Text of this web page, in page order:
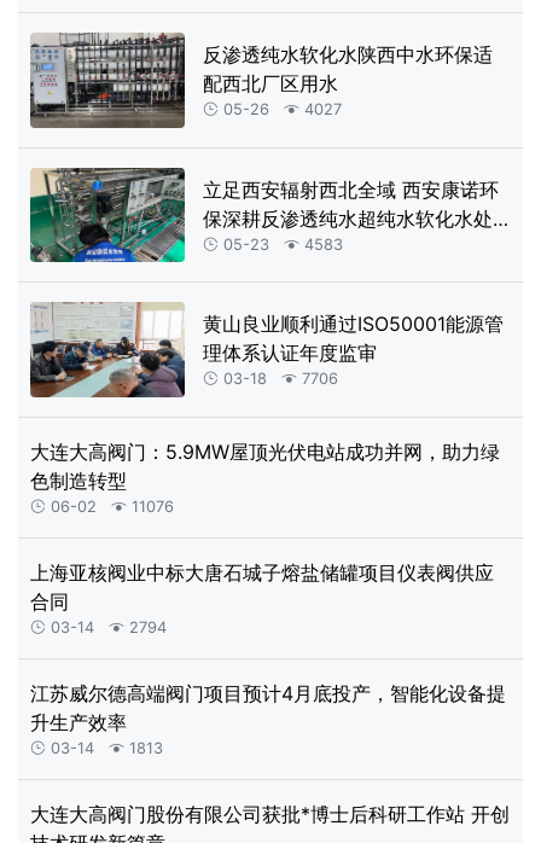
反渗透纯水软化水陕西中水环保适
配西北厂区用水
 05-26 4027
立足西安辐射西北全域 西安康诺环
保深耕反渗透纯水超纯水软化水处
理设备领域
 05-23 4583
黄山良业顺利通过ISO50001能源管
理体系认证年度监审
 03-18 7706
大连大高阀门：5.9MW屋顶光伏电站成功并网，助力绿
色制造转型
 06-02  11076
上海亚核阀业中标大唐石城子熔盐储罐项目仪表阀供应
合同
 03-14  2794
江苏威尔德高端阀门项目预计4月底投产，智能化设备提
升生产效率
 03-14  1813
大连大高阀门股份有限公司获批*博士后科研工作站 开创